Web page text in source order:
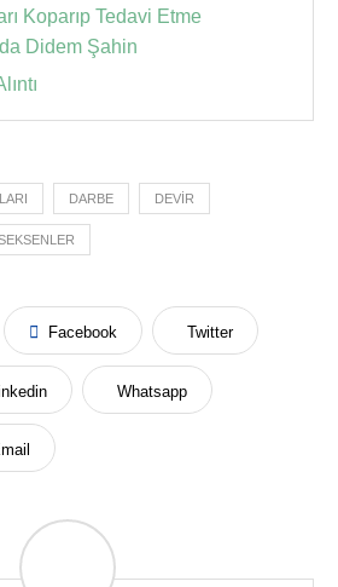
Koparıp Tedavi Etme
Didem Şahin
DARBE DEVIR
Facebook Twitter
Whatsapp